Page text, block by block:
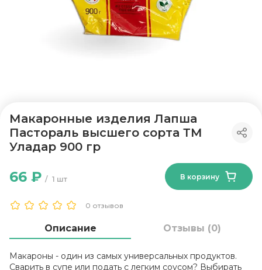
Макаронные изделия Лапша
Пастораль высшего сорта ТМ
Уладар 900 гр
0 отзывов
1 шт
66 ₽ В корзину
Описание Отзывы (0)
Макароны - один из самых универсальных продуктов.
Сварить в супе или подать с легким соусом? Выбирать